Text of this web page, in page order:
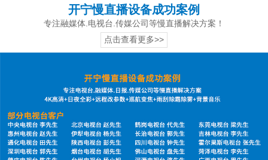
开宁慢直播设备成功案例
专注融媒体.电视台.传媒公司等慢直播解决方案！
点击查看更多>>